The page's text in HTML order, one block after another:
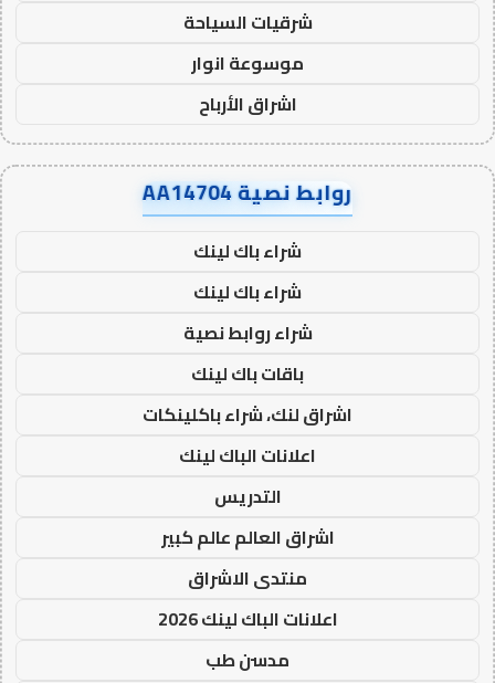
شرقيات السياحة
موسوعة انوار
اشراق الأرباح
روابط نصية AA14704
شراء باك لينك
شراء باك لينك
شراء روابط نصية
باقات باك لينك
اشراق لنك، شراء باكلينكات
اعلانات الباك لينك
التدريس
اشراق العالم عالم كبير
منتدى الاشراق
اعلانات الباك لينك 2026
مدسن طب